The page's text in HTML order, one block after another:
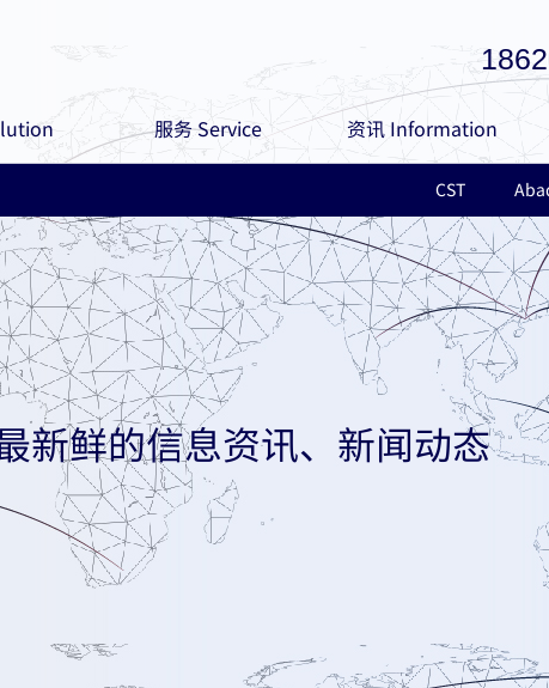
服务 Service 资讯 Information
新鲜的信息资讯、新闻动态
CST